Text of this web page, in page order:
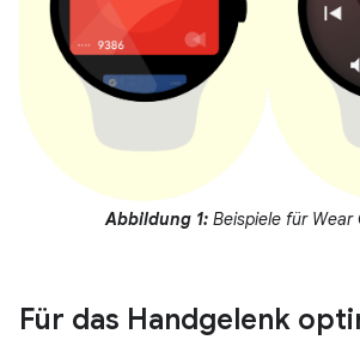
Abbildung 1: Beispiele für Wear
Für das Handgelenk